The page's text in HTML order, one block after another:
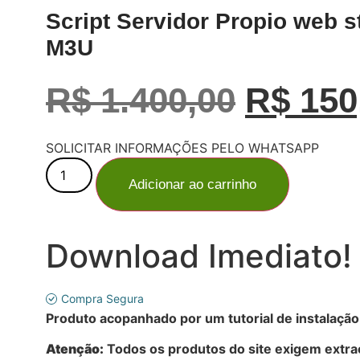
Script Servidor Propio web
M3U
R$1.400,00 O
preço
original
era:
R$
R$
SOLICITAR INFORMAÇÕES PELO WHATSAPP
Script
Servidor
Propio
Revenda
Puxa
Todos
Conteudos
da
Lista
quantidade
Adicionar ao carrinho
Download Imediato!
Compra Segura
Produto acopanhado por um tutorial de instalação
Atenção: Todos os produtos do site exigem